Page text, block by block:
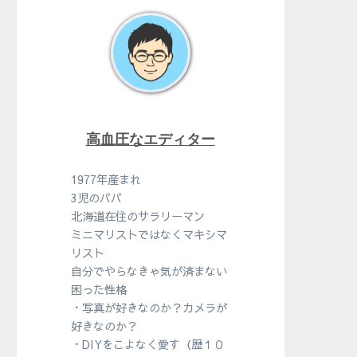
高血圧なエディター
1977年産まれ
3児のパパ
北海道在住のサラリーマン
ミニマリストではなくマキシマ
リスト
自分でやらなきゃ気が済まない
困った性格
・写真が好きなのか？カメラが
好きなのか？
・DIYをこよなく愛す（歴１０